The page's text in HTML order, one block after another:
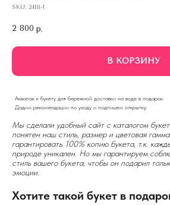
SKU: 2418-1
2 800 р.
В КОРЗИНУ
· Аквапак к букету для бережной доставки на воде в подарок.
· Дадим рекомендации по уходу и подпишем открытку.
Мы сделали удобный сайт с каталогом
понятен наш стиль, размер и цветовая
гарантировать 100% копию букета, т.к.
природе уникален. Но мы гарантируем
стиль вашего букета, чтобы он подарил
эмоции.
Хотите такой букет в